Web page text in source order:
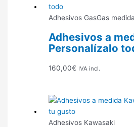
Adhesivos GasGas medida
Adhesivos a
Personalízalo
160,00€ IVA incl.
Adhesivos Kawasaki